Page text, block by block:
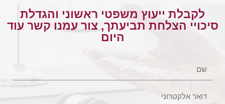
לקבלת ייעוץ משפטי ראשוני והגדלת
סיכויי הצלחת תביעתך, צור עמנו קשר עוד
היום